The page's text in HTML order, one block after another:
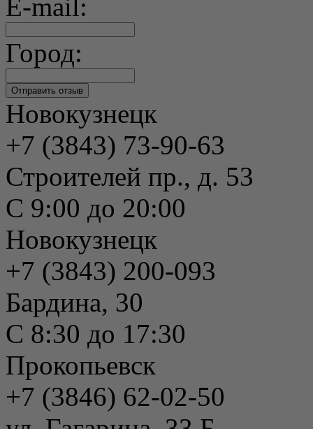
E-mail:
Город:
Новокузнецк
+7 (3843) 73-90-63
Строителей пр., д. 53
С 9:00 до 20:00
Новокузнецк
+7 (3843) 200-093
Бардина, 30
С 8:30 до 17:30
Прокопьевск
+7 (3846) 62-02-50